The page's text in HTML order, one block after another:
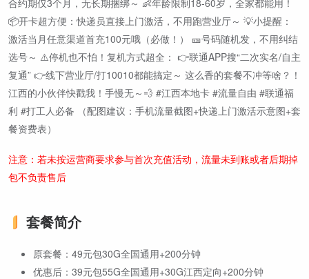
合约期仅3个月，无长期捆绑～ 👶年龄限制18-60岁，全家都能用！
📦开卡超方便：快递员直接上门激活，不用跑营业厅～ 💡小提醒：
激活当月任意渠道首充100元哦（必做！） 🎫号码随机发，不用纠结
选号～ ⚠️停机也不怕！复机方式超全： 👉联通APP搜“二次实名/自主
复通” 👉线下营业厅/打10010都能搞定～ 这么香的套餐不冲等啥？！
江西的小伙伴快戳我！手慢无～💨 #江西本地卡 #流量自由 #联通福
利 #打工人必备 （配图建议：手机流量截图+快递上门激活示意图+套
餐资费表）
注意：若未按运营商要求参与首次充值活动，流量未到账或者后期掉
包不负责售后
套餐简介
原套餐：49元包30G全国通用+200分钟
优惠后：39元包55G全国通用+30G江西定向+200分钟